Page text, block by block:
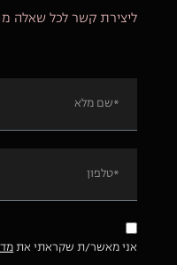
ליצירת קשר לכל שאלה
אני מאשר/ת שקראתי את